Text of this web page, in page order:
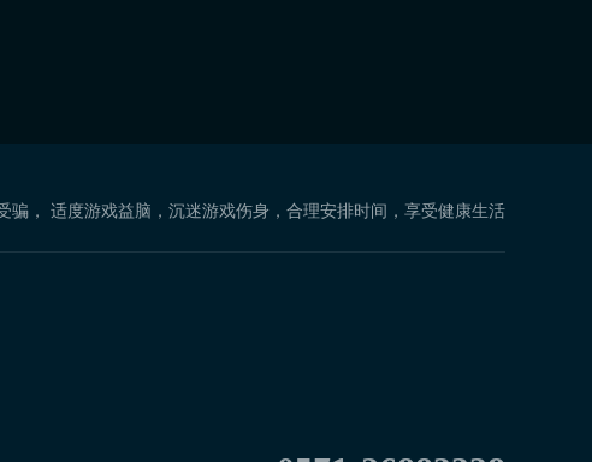
， 适度游戏益脑，沉迷游戏伤身，合理安排时间，享受健康生活